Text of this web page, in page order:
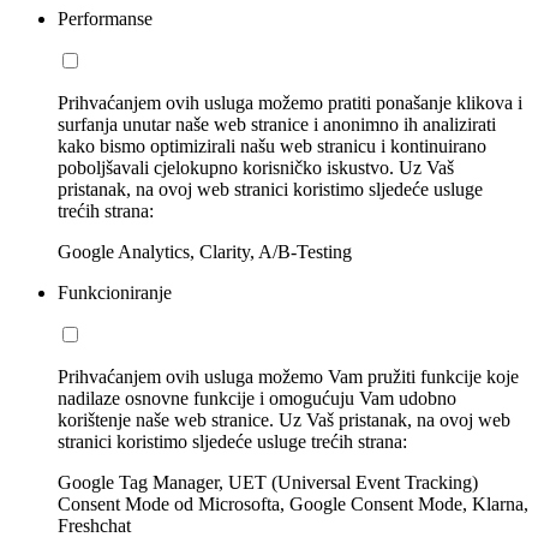
Performanse
Prihvaćanjem ovih usluga možemo pratiti ponašanje klikova i
surfanja unutar naše web stranice i anonimno ih analizirati
kako bismo optimizirali našu web stranicu i kontinuirano
poboljšavali cjelokupno korisničko iskustvo. Uz Vaš
pristanak, na ovoj web stranici koristimo sljedeće usluge
trećih strana:
Google Analytics, Clarity, A/B-Testing
Funkcioniranje
Prihvaćanjem ovih usluga možemo Vam pružiti funkcije koje
nadilaze osnovne funkcije i omogućuju Vam udobno
korištenje naše web stranice. Uz Vaš pristanak, na ovoj web
stranici koristimo sljedeće usluge trećih strana:
Google Tag Manager, UET (Universal Event Tracking)
Consent Mode od Microsofta, Google Consent Mode, Klarna,
Freshchat